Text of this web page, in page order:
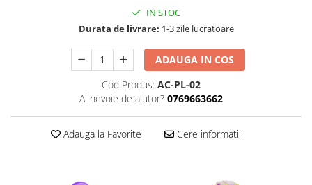
IN STOC
Durata de livrare: 1-3 zile lucratoare
ADAUGA IN COS
Cod Produs: AC-PL-02
Ai nevoie de ajutor? 0769663662
Adauga la Favorite Cere informatii